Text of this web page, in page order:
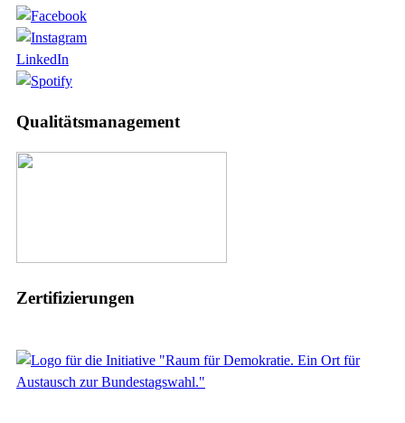
LinkedIn
Qualitätsmanagement
Zertifizierungen